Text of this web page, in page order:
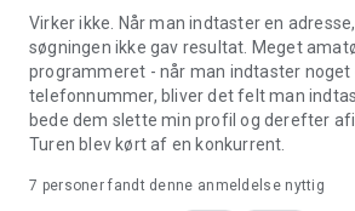
året rundt stikprøvekontrol af
Vi er meget opmærksomme på at
udgangspunktet for at kunne levere den
service til vores kunder. Og det er
0,05% klager på 10.000 daglige taxa ture!
>> HAR DU SPØRGSMÅL ELLER
Virker ikke. Når man indtaster en
søgningen ikke gav resultat. Meget
programmeret - når man indtaster noget
telefonnummer, bliver det felt man
bede dem slette min profil og derefter
Turen blev kørt af en konkurrent.
7 personer fandt denne anmeldelse nyttig